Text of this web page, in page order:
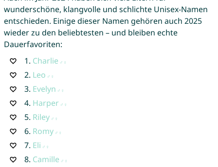
wunderschöne, klangvolle und schlichte Unisex-Namen
entschieden. Einige dieser Namen gehören auch 2025
wieder zu den beliebtesten – und bleiben echte
Dauerfavoriten:
1. Charlie
2. Leo
3. Evelyn
4. Harper
5. Riley
6. Romy
7. Eli
8. Camille